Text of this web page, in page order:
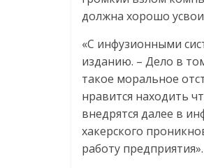
должна хорошо
«С инфузионными
изданию. – Дело в
такое моральное
нравится находить
внедрятся далее в
хакерского
работу предприятия».